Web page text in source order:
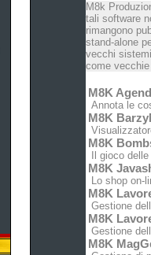
M8k
tali software
rimangono
stand-alone
vecchi
come
M8K
Annota le
M8K
M8K
Il gioco
M8K
Lo shop on-
M8K
Gestione
M8K
Gestione
M8K